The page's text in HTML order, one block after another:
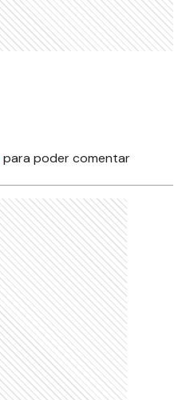
para poder comentar